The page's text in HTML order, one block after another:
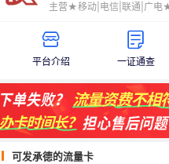
主营★移动|电信|联通|广电
平台介绍 一证通查
可发承德的流量卡